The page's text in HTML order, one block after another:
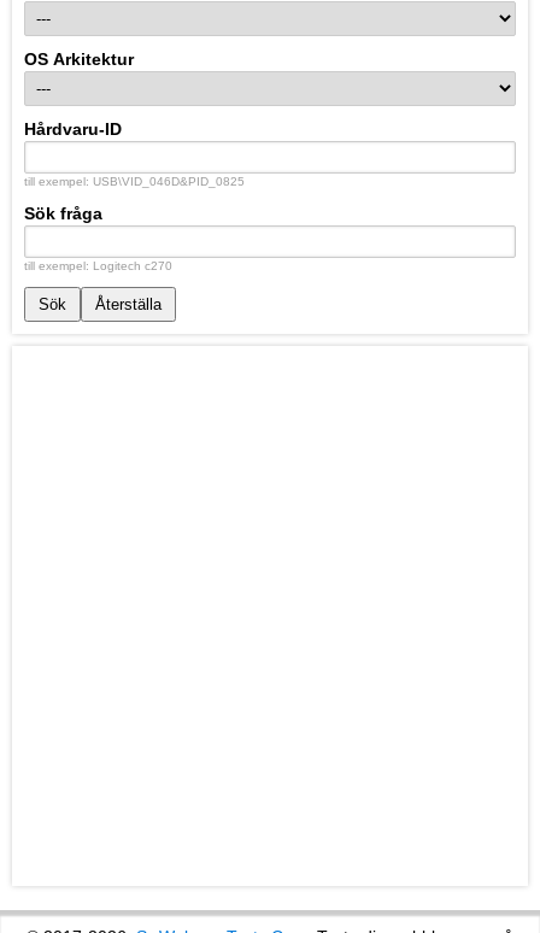
OS Arkitektur
Hårdvaru-ID
till exempel: USB\VID_046D&PID_0825
Sök fråga
till exempel: Logitech c270
Sök Återställa